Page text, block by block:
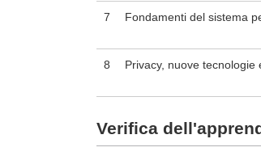
7 Fondamenti del sistema
8 Privacy, nuove
Verifica